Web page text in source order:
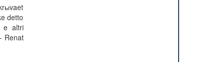
detto
e altri
Renat